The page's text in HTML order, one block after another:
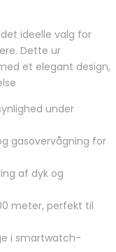
ideelle valg for
Dette ur
et elegant design,
under
gasovervågning for
af dyk og
meter, perfekt til
i smartwatch-